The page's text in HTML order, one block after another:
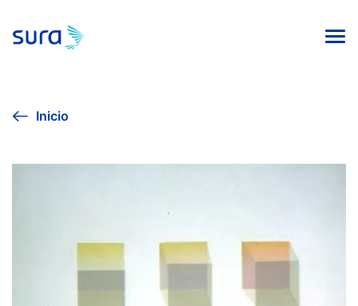
AGENDA CULTURAL
COLECCIÓN DE ARTE
PUBLICACIONES EDITORIALES
Inicio